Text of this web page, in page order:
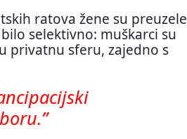
ratova žene su preuzele
selektivno: muškarci su
privatnu sferu, zajedno s